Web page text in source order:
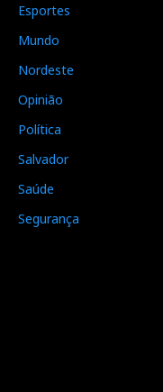
Esportes
Mundo
Nordeste
Opinião
Política
Salvador
Saúde
Segurança